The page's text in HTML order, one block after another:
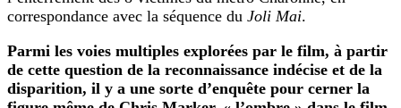
correspondance avec la séquence du Joli Mai.
Parmi les voies multiples explorées par le film, à partir
de cette question de la reconnaissance indécise et de la
disparition, il y a une sorte d’enquête pour cerner la